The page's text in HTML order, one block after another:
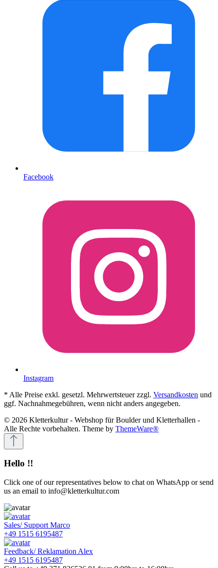
Facebook
Instagram
* Alle Preise exkl. gesetzl. Mehrwertsteuer zzgl. Versandkosten und
ggf. Nachnahmegebühren, wenn nicht anders angegeben.
© 2026 Kletterkultur - Webshop für Boulder und Kletterhallen -
Alle Rechte vorbehalten. Theme by ThemeWare®
Hello !!
Click one of our representatives below to chat on WhatsApp or send
us an email to info@kletterkultur.com
Sales/ Support Marco
+49 1515 6195487
Feedback/ Reklamation Alex
+49 1515 6195487